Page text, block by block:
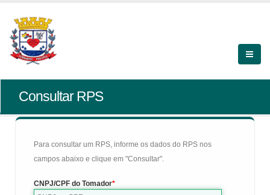
Consultar RPS
Para consultar um RPS, informe os dados do RPS nos
campos abaixo e clique em "Consultar".
CNPJ/CPF do Tomador